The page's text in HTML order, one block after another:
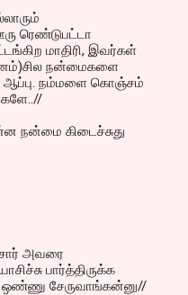
ரெண்டுபட்டா
மாதிரி, இவர்கள்
நன்மைகளை
நம்மளை கொஞ்சம்
நன்மை கிடைச்சுது
அவரை
பார்த்திருக்க
ஒண்ணு சேருவாங்கன்னு//